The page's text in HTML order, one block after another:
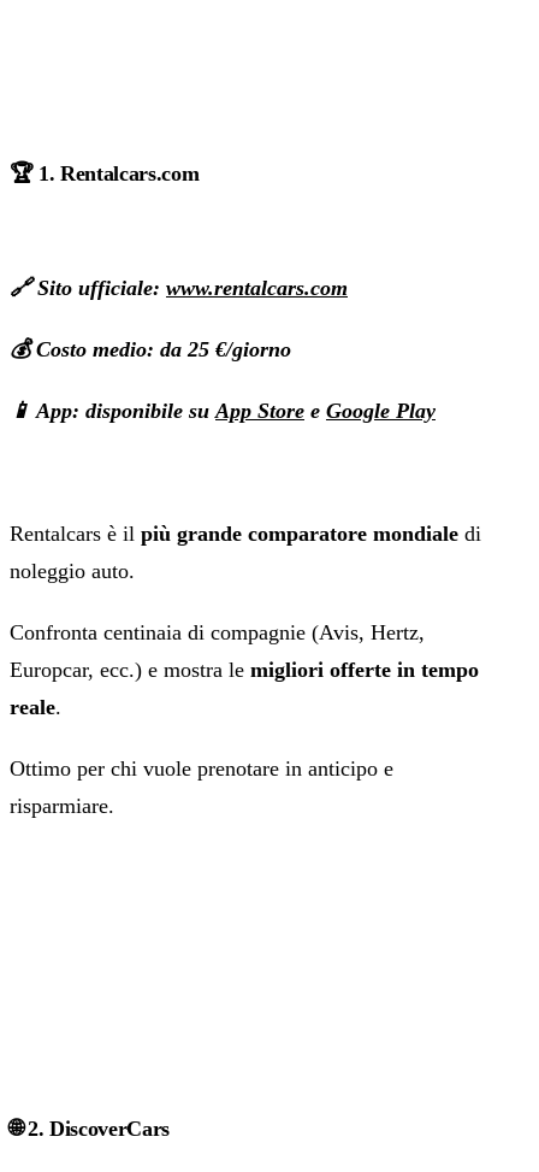
🏆 1. Rentalcars.com
🔗 Sito ufficiale: www.rentalcars.com
💰 Costo medio: da 25 €/giorno
📱 App: disponibile su App Store e Google Play
Rentalcars è il più grande comparatore mondiale di
noleggio auto.
Confronta centinaia di compagnie (Avis, Hertz,
Europcar, ecc.) e mostra le migliori offerte in tempo
reale.
Ottimo per chi vuole prenotare in anticipo e
risparmiare.
🌐 2. DiscoverCars